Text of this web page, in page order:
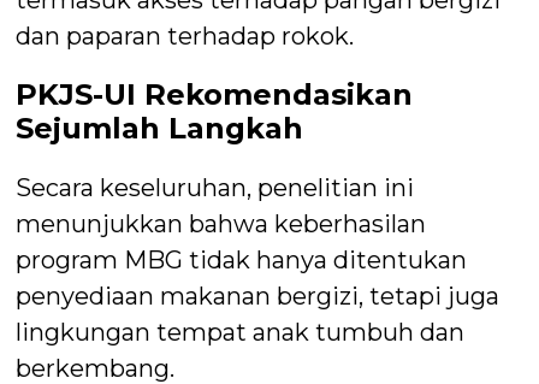
dan paparan terhadap rokok.
PKJS-UI Rekomendasikan
Sejumlah Langkah
Secara keseluruhan, penelitian ini
menunjukkan bahwa keberhasilan
program MBG tidak hanya ditentukan
penyediaan makanan bergizi, tetapi juga
lingkungan tempat anak tumbuh dan
berkembang.